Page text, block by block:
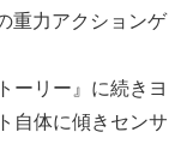
重力アクションゲ
ーリー』に続きヨ
自体に傾きセンサ